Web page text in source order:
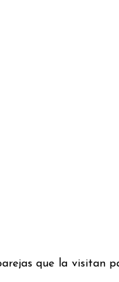
que la visitan